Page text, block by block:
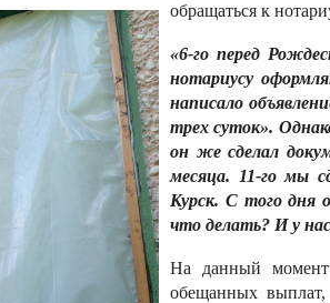
обращаться к
«6-го перед
нотариусу
написало
трех суток».
он же сделал
месяца. 11-го мы
Курск. С того
что делать? И у
На данный
обещанных